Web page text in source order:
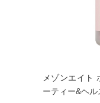
メゾンエイト
ーティー&ヘル